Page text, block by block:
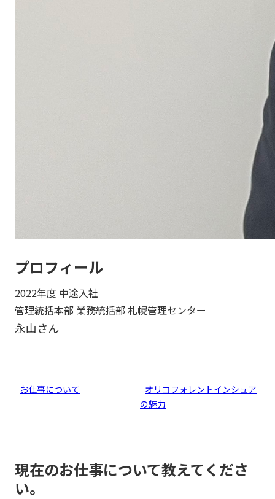
プロフィール
2022年度 中途入社
管理統括本部 業務統括部 札幌管理センター
永山さん
お仕事について
オリコフォレントインシュア
の魅力
現在のお仕事について教えてくださ
い。